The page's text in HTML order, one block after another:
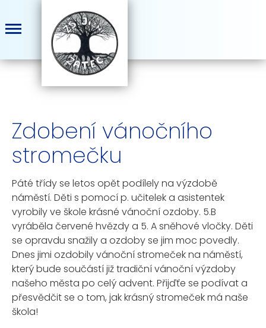
Zdobení vánočního
stromečku
Páté třídy se letos opět podílely na výzdobě
náměstí. Děti s pomocí p. učitelek a asistentek
vyrobily ve škole krásné vánoční ozdoby. 5.B
vyráběla červené hvězdy a 5. A sněhové vločky. Děti
se opravdu snažily a ozdoby se jim moc povedly.
Dnes jimi ozdobily vánoční stromeček na náměstí,
který bude součástí již tradiční vánoční výzdoby
našeho města po celý advent. Přijďťe se podívat a
přesvědčit se o tom, jak krásný stromeček má naše
škola!